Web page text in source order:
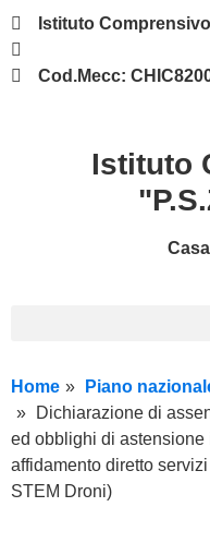
Istituto
Cod.Mecc:
Istituto
Home
Piano
Dichiarazione di
ed obblighi di
affidamento diretto
STEM Droni)